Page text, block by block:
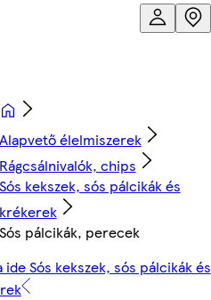
Alapvető élelmiszerek
Rágcsálnivalók, chips
Sós kekszek, sós pálcikák és
krékerek
Sós pálcikák, perecek
ide Sós kekszek, sós pálcikák és